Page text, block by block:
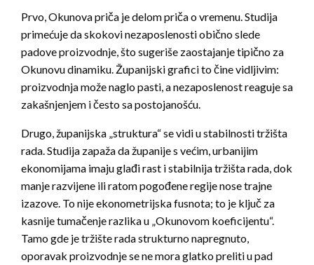
Prvo, Okunova priča je delom priča o vremenu. Studija
primećuje da skokovi nezaposlenosti obično slede
padove proizvodnje, što sugeriše zaostajanje tipično za
Okunovu dinamiku. Županijski grafici to čine vidljivim:
proizvodnja može naglo pasti, a nezaposlenost reaguje sa
zakašnjenjem i često sa postojanošću.
Drugo, županijska „struktura“ se vidi u stabilnosti tržišta
rada. Studija zapaža da županije s većim, urbanijim
ekonomijama imaju glađi rast i stabilnija tržišta rada, dok
manje razvijene ili ratom pogođene regije nose trajne
izazove. To nije ekonometrijska fusnota; to je ključ za
kasnije tumačenje razlika u „Okunovom koeficijentu“.
Tamo gde je tržište rada strukturno napregnuto,
oporavak proizvodnje se ne mora glatko preliti u pad